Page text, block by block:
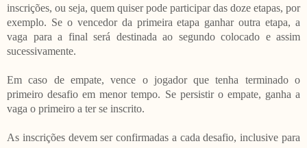
inscrições, ou seja, quem quiser pode participar das doze etapas, por
exemplo. Se o vencedor da primeira etapa ganhar outra etapa, a
vaga para a final será destinada ao segundo colocado e assim
sucessivamente.
Em caso de empate, vence o jogador que tenha terminado o
primeiro desafio em menor tempo. Se persistir o empate, ganha a
vaga o primeiro a ter se inscrito.
As inscrições devem ser confirmadas a cada desafio, inclusive para